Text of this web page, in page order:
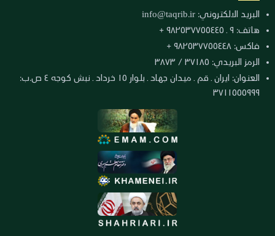
البريد الالكتروني: info@taqrib.ir
هاتف: ٩ ـ ٩٨٢٥٣٧٧٥٥٤٤٥ +
فاكس: ٩٨٢٥٣٧٧٥٥٤٤٨ +
الرمز البريدي: ٣٧١٨٥ / ٣٨٧٣
العنوان: ايران ـ قم ـ ميدان جهاد ـ بلوار ١٥ خرداد ـ نبش كوجه ٤ ص.ب:
٣٧١١٥٥٥٩٩٩